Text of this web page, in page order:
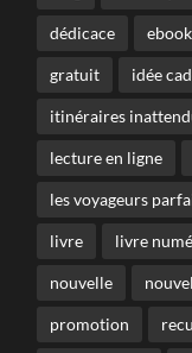
dédicace ebook
gratuit idée
itinéraires
lecture en ligne
les voyageurs
livre livre
nouvelle
promotion